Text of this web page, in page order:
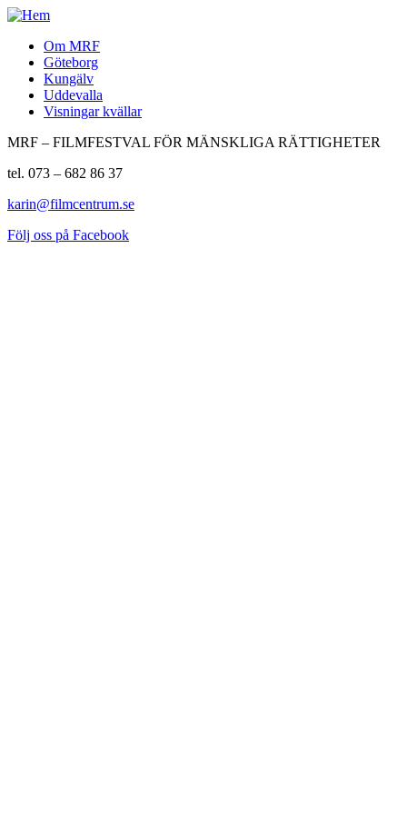
Om MRF
Göteborg
Kungälv
Uddevalla
Visningar kvällar
MRF – FILMFESTVAL FÖR MÄNSKLIGA RÄTTIGHETER
tel. 073 – 682 86 37
karin@filmcentrum.se
Följ oss på Facebook